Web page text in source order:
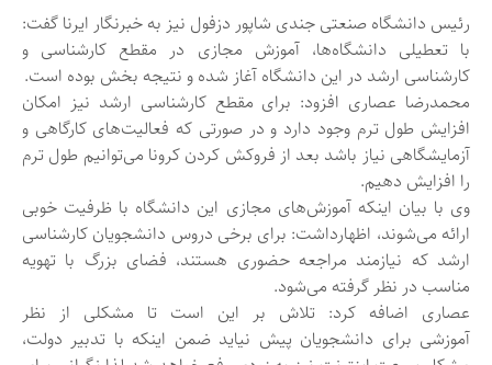
رئیس دانشگاه صنعتی جندی شاپور دزفول نیز به خبرنگار ایرنا گفت:
با تعطیلی دانشگاه‌ها، آموزش مجازی در مقطع کارشناسی و
کارشناسی ارشد در این دانشگاه آغاز شده و نتیجه بخش بوده است.
محمدرضا عصاری افزود: برای مقطع کارشناسی ارشد نیز امکان
افزایش طول ترم وجود دارد و در صورتی که فعالیت‌های کارگاهی و
آزمایشگاهی نیاز باشد بعد از فروکش کردن کرونا می‌توانیم طول ترم
را افزایش دهیم.
وی با بیان اینکه آموزش‌های مجازی این دانشگاه با ظرفیت خوبی
ارائه می‌شوند، اظهارداشت: برای برخی دروس دانشجویان کارشناسی
ارشد که نیازمند مراجعه حضوری هستند، فضای بزرگ با تهویه
مناسب در نظر گرفته می‌شود.
عصاری اضافه کرد: تلاش بر این است تا مشکلی از نظر
آموزشی برای دانشجویان پیش نیاید ضمن اینکه با تدبیر دولت،